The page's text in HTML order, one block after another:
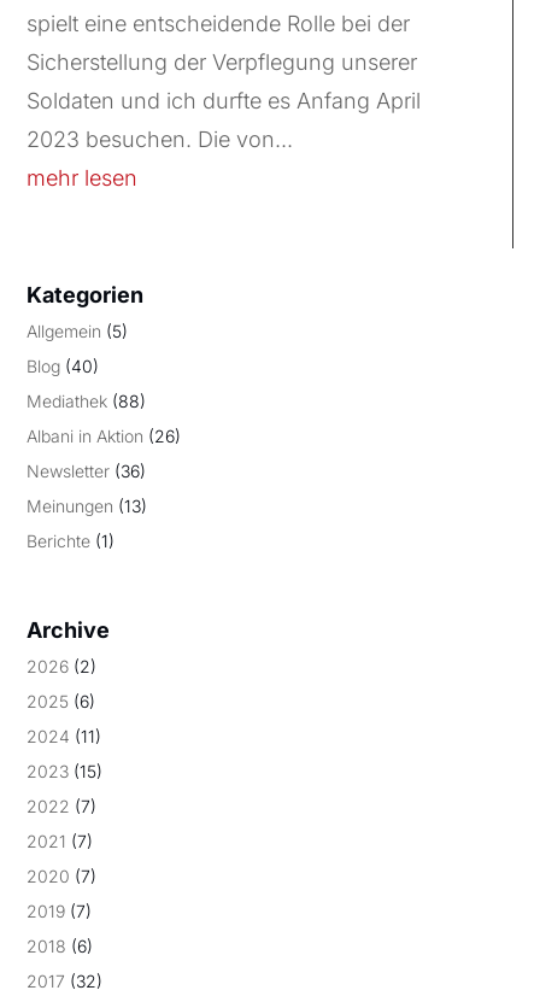
spielt eine entscheidende Rolle bei der
Sicherstellung der Verpflegung unserer
Soldaten und ich durfte es Anfang April
2023 besuchen. Die von...
mehr lesen
Kategorien
Allgemein (5)
Blog (40)
Mediathek (88)
Albani in Aktion (26)
Newsletter (36)
Meinungen (13)
Berichte (1)
Archive
2026 (2)
2025 (6)
2024 (11)
2023 (15)
2022 (7)
2021 (7)
2020 (7)
2019 (7)
2018 (6)
2017 (32)